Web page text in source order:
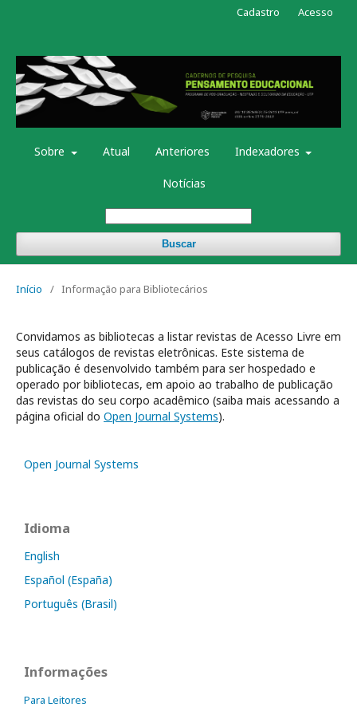
Sobre Atual Anteriores Indexadores
Notícias
Buscar
Cadastro Acesso
Início / Informação para Bibliotecários
Convidamos as bibliotecas a listar revistas de Acesso Livre em
seus catálogos de revistas eletrônicas. Este sistema de
publicação é desenvolvido também para ser hospedado e
operado por bibliotecas, em apoio ao trabalho de publicação
das revistas do seu corpo acadêmico (saiba mais acessando a
página oficial do Open Journal Systems).
Open Journal Systems
Idioma
English
Español (España)
Português (Brasil)
Informações
Para Leitores